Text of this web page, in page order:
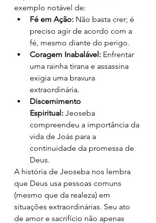
exemplo notável de:
Fé em Ação: Não basta crer; é
preciso agir de acordo com a
fé, mesmo diante do perigo.
Coragem Inabalável: Enfrentar
uma rainha tirana e assassina
exigia uma bravura
extraordinária.
Discernimento
Espiritual: Jeoseba
compreendeu a importância da
vida de Joás para a
continuidade da promessa de
Deus.
A história de Jeoseba nos lembra
que Deus usa pessoas comuns
(mesmo que da realeza) em
situações extraordinárias. Seu ato
de amor e sacrifício não apenas